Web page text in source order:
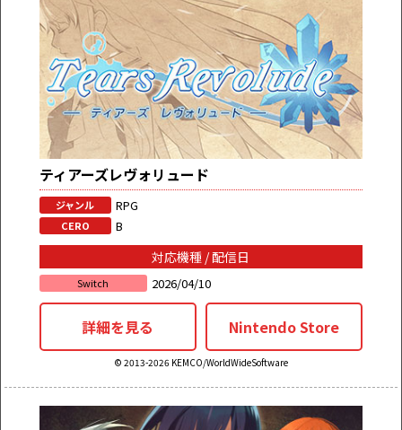
ティアーズレヴォリュード
ジャンル RPG
CERO B
対応機種 / 配信日
Switch 2026/04/10
詳細を見る Nintendo Store
© 2013-2026 KEMCO/WorldWideSoftware